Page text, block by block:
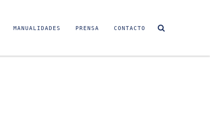
MANUALIDADES PRENSA CONTACTO